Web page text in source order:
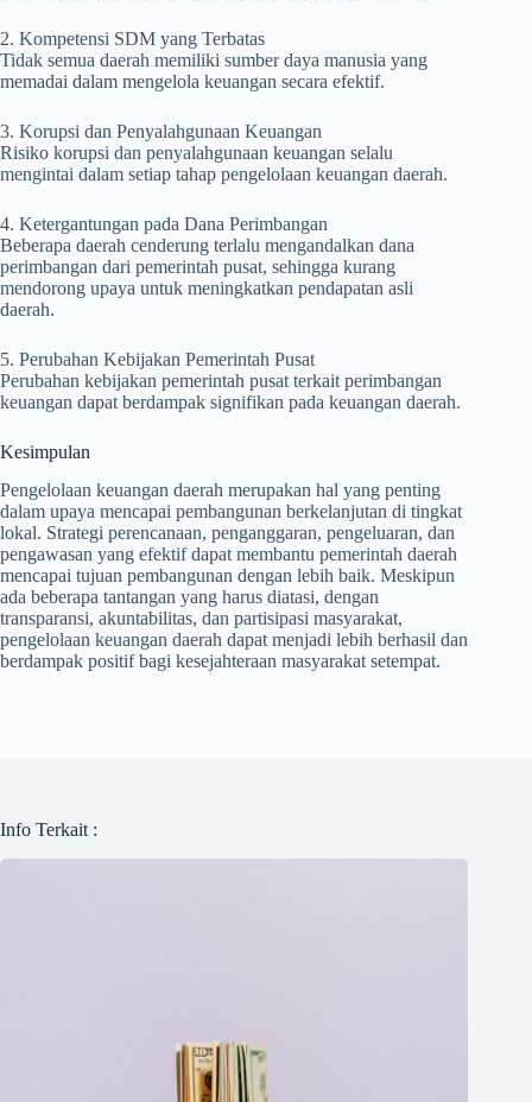
2. Kompetensi SDM yang Terbatas
Tidak semua daerah memiliki sumber daya manusia yang
memadai dalam mengelola keuangan secara efektif.
3. Korupsi dan Penyalahgunaan Keuangan
Risiko korupsi dan penyalahgunaan keuangan selalu
mengintai dalam setiap tahap pengelolaan keuangan daerah.
4. Ketergantungan pada Dana Perimbangan
Beberapa daerah cenderung terlalu mengandalkan dana
perimbangan dari pemerintah pusat, sehingga kurang
mendorong upaya untuk meningkatkan pendapatan asli
daerah.
5. Perubahan Kebijakan Pemerintah Pusat
Perubahan kebijakan pemerintah pusat terkait perimbangan
keuangan dapat berdampak signifikan pada keuangan daerah.
Kesimpulan
Pengelolaan keuangan daerah merupakan hal yang penting
dalam upaya mencapai pembangunan berkelanjutan di tingkat
lokal. Strategi perencanaan, penganggaran, pengeluaran, dan
pengawasan yang efektif dapat membantu pemerintah daerah
mencapai tujuan pembangunan dengan lebih baik. Meskipun
ada beberapa tantangan yang harus diatasi, dengan
transparansi, akuntabilitas, dan partisipasi masyarakat,
pengelolaan keuangan daerah dapat menjadi lebih berhasil dan
berdampak positif bagi kesejahteraan masyarakat setempat.
Info Terkait :